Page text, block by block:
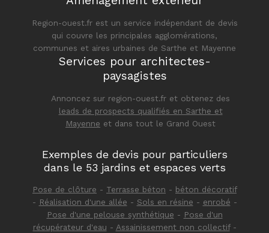
Region-ouest.fr est un service indépendant de devis
qui couvre les principales agglomérations,
communes et aires urbaines de Sarthe et Mayenne
Services pour architectes-
paysagistes
Annoncez sur region-ouest.fr et obtenez des
leads de prospects qualifiés en Sarthe et
Mayenne et dans tout le Grand Ouest
Exemples de devis pour particuliers
dans le 53 jardins et espaces verts
Pose de clôture - Terrasse béton - béton décoratif
- Réalisation d'une allée - Sols en résine - enrobé -
Pose d'une pelouse synthétique - Pose d'un
récupérateur d'eau - Assainissement non collectif-